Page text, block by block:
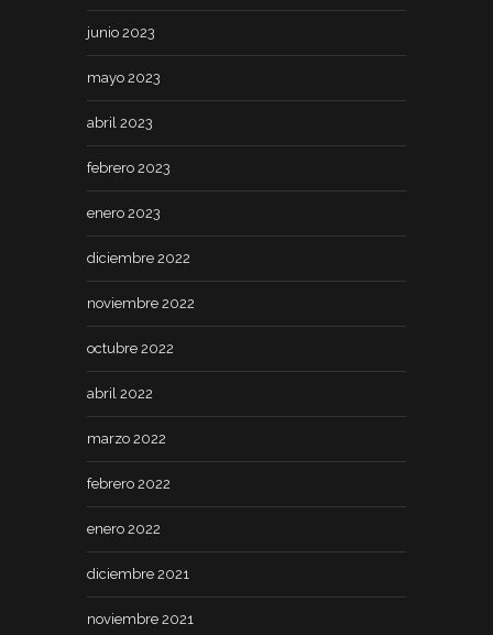
junio 2023
mayo 2023
abril 2023
febrero 2023
enero 2023
diciembre 2022
noviembre 2022
octubre 2022
abril 2022
marzo 2022
febrero 2022
enero 2022
diciembre 2021
noviembre 2021